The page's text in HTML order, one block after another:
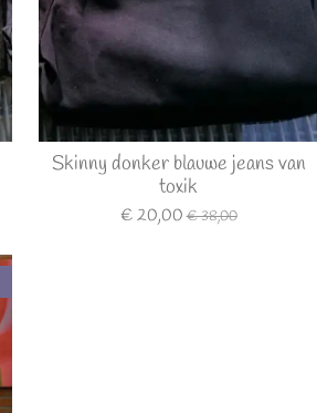
Skinny donker blauwe jeans van
toxik
€ 20,00 € 38,00